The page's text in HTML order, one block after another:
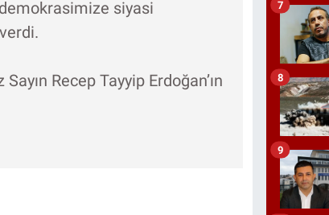
siyasi
Recep Tayyip Erdoğan’ın
7
8
9